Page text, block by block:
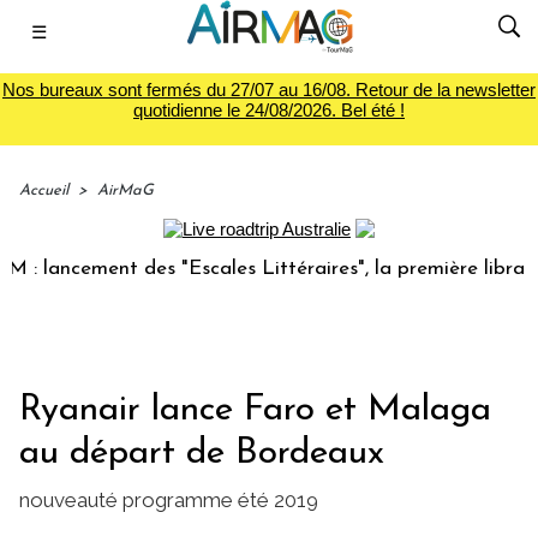
☰
Nos bureaux sont fermés du 27/07 au 16/08. Retour de la newsletter
quotidienne le 24/08/2026. Bel été !
Accueil > AirMaG
des "Escales Littéraires", la première librairie du
Ryanair lance Faro et Malaga
au départ de Bordeaux
nouveauté programme été 2019